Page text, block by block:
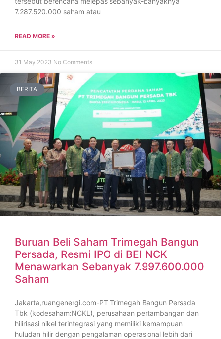
7.287.520.000 saham atau
READ MORE »
31 May 2023 No Comments
BERITA
Buruan Beli Saham Trimegah Bangun
Persada, Resmi IPO di BEI NCK
Menawarkan Sebanyak 7.997.600.000
Saham
Jakarta,ruangenergi.com-PT Trimegah Bangun Persada
Tbk (kodesaham:NCKL), perusahaan pertambangan dan
hilirisasi nikel terintegrasi yang memiliki kemampuan
huludan hilir dengan pengalaman operasional lebih dari